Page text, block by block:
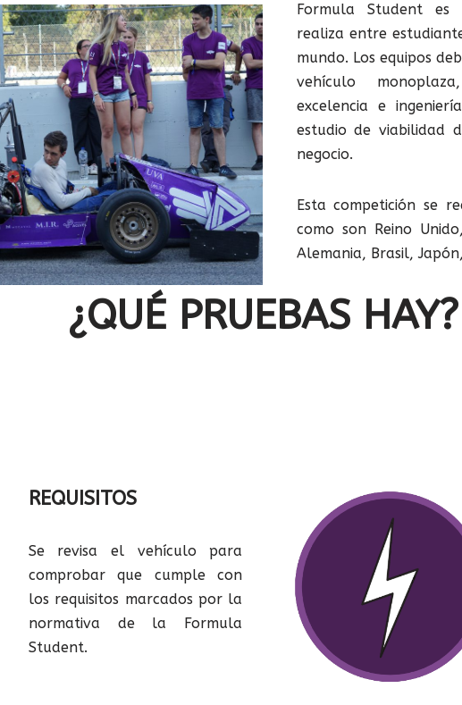
Formula Student es
realiza entre
mundo. Los equipos
vehículo
excelencia e
estudio de viabilidad
negocio.
Esta competición se
como son Reino
Alemania, Brasil,
¿QUÉ PRUEBAS HAY?
REQUISITOS
Se revisa el vehículo para
comprobar que cumple con
los requisitos marcados por la
normativa de la Formula
Student.